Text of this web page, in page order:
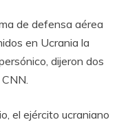
de defensa aérea
en Ucrania la
dijeron dos
el ejército ucraniano